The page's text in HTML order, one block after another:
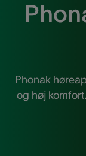
Phonak
og høj